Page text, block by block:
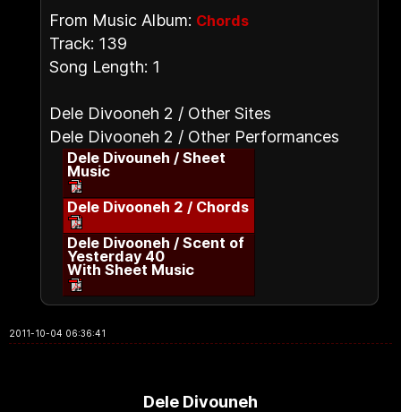
From Music Album: Chords
Track: 139
Song Length: 1
Dele Divooneh 2 / Other Sites
Dele Divooneh 2 / Other Performances
Dele Divouneh / Sheet
Music
Dele Divooneh 2 / Chords
Dele Divooneh / Scent of
Yesterday 40
With Sheet Music
2011-10-04 06:36:41
Dele Divouneh